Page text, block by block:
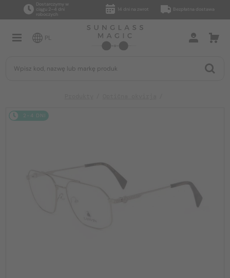
Dostarczymy w
ciągu 2–4 dni
roboczych
14 dni na zwrot Bezpłatna dostawa
PL
2-4 DNI